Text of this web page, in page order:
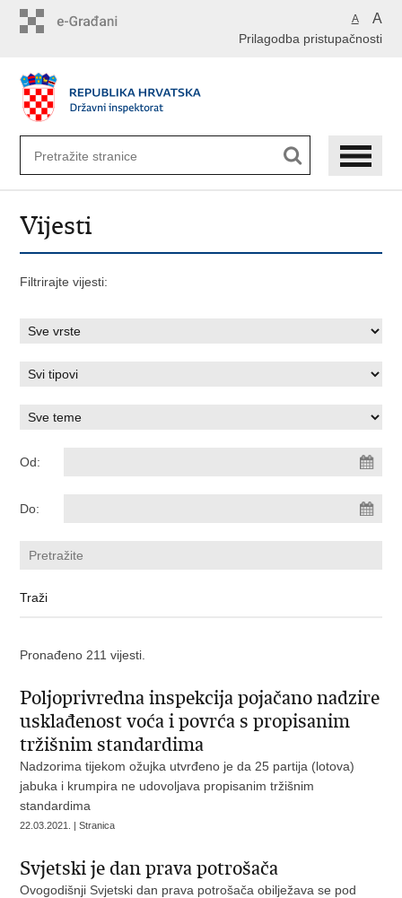
A A
Prilagodba pristupačnosti
Vijesti
Filtrirajte vijesti:
Od:
Do:
Pronađeno 211 vijesti.
Poljoprivredna inspekcija pojačano nadzire
usklađenost voća i povrća s propisanim
tržišnim standardima
Nadzorima tijekom ožujka utvrđeno je da 25 partija (lotova)
jabuka i krumpira ne udovoljava propisanim tržišnim
standardima
22.03.2021. | Stranica
Svjetski je dan prava potrošača
Ovogodišnji Svjetski dan prava potrošača obilježava se pod